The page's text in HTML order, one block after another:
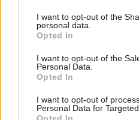
I want to opt-out of the
personal data.
Opted In
I want to opt-out of the
Personal Data.
Opted In
I want to opt-out of
Personal Data for
Esim for Global
Esim for USA Esim for
for Turkey|Esim for